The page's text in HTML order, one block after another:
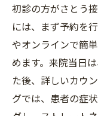
初診の方がさとう
には、まず予約を
やオンラインで簡
めます。来院当日
た後、詳しいカウ
グでは、患者の症